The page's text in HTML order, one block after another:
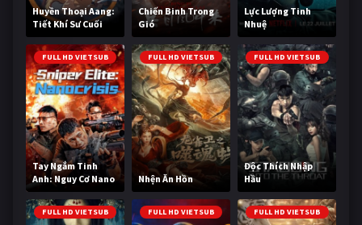
Huyền Thoại Aang:
Tiết Khí Sư Cuối
Cùng
Chiến Binh Trong
Gió
Lực Lượng Tinh
Nhuệ
FULL HD VIETSUB
Tay Ngắm Tinh
Anh: Nguy Cơ Nano
FULL HD VIETSUB
Nhện Ăn Hồn
FULL HD VIETSUB
Độc Thích Nhập
Hầu
FULL HD VIETSUB FULL HD VIETSUB FULL HD VIETSUB